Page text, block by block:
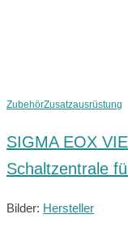
ZubehörZusatzausrüstung
SIGMA EOX
Schaltzentrale
Bilder: Hersteller